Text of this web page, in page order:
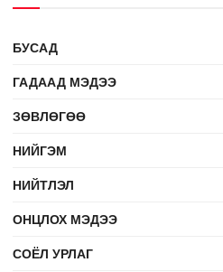
БУСАД
ГАДААД МЭДЭЭ
ЗӨВЛӨГӨӨ
НИЙГЭМ
НИЙТЛЭЛ
ОНЦЛОХ МЭДЭЭ
СОЁЛ УРЛАГ